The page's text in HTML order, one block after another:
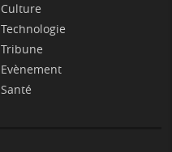
Culture
Technologie
Tribune
Evènement
Santé